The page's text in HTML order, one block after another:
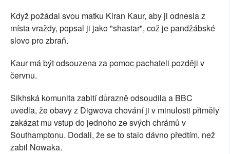
Když požádal svou matku Kiran Kaur, aby ji odnesla z
místa vraždy, popsal ji jako "shastar", což je pandžábské
slovo pro zbraň.
Kaur má být odsouzena za pomoc pachateli později v
červnu.
Sikhská komunita zabití důrazně odsoudila a BBC
uvedla, že obavy z Digwova chování ji v minulosti přiměly
zakázat mu vstup do jednoho ze svých chrámů v
Southamptonu. Dodali, že se to stalo dávno předtím, než
zabil Nowaka.